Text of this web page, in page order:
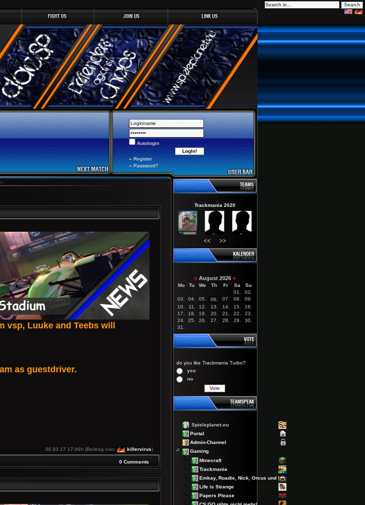
Autologin
» Register
» Password?
vsp, Luukeand Teebswill
as guestdriver.
06.03.17 17:46h (Beitrag von:
killervirus)
0 Comments
Trackmania 2020
<< >>
« August 2026 »
Mo Tu We Th Fr Sa
Su
01.
02.
03.
04. 05. 06. 07. 08.
09.
10.
11. 12. 13. 14. 15.
16.
17.
18. 19. 20. 21. 22.
23.
24.
25. 26. 27. 28. 29.
30.
31.
do you like Trackmania Turbo?
yes
no
Spieleplanet.eu
Portal
Admin-Channel
Gaming
Minecraft
Trackmania
Emkay, Roadie, Nick, Orcus und Lex
Life is Strange
Papers Please